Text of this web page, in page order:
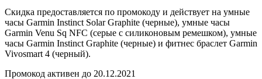
Скидка предоставляется по промокоду и действует на умные
часы Garmin Instinct Solar Graphite (черные), умные часы
Garmin Venu Sq NFC (серые с силиконовым ремешком), умные
часы Garmin Instinct Graphite (черные) и фитнес браслет Garmin
Vivosmart 4 (черный).
Промокод активен до 20.12.2021